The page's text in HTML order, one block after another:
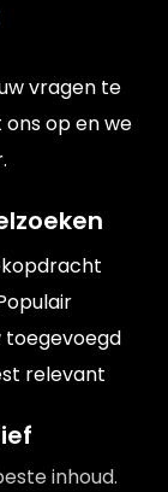
vragen te
op en we
toegevoegd
relevant
inhoud.